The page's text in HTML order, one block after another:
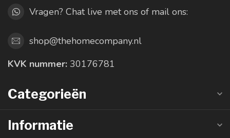
Vragen? Chat live met ons of mail ons:
shop@thehomecompany.nl
KVK nummer: 30176781
Categorieën
Informatie